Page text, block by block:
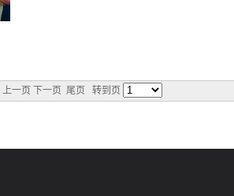
上一页 下一页 尾页 转到页